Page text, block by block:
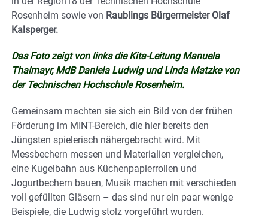
Rosenheim sowie von Raublings Bürgermeister Olaf
Kalsperger.
Das Foto zeigt von links die Kita-Leitung Manuela
Thalmayr, MdB Daniela Ludwig und Linda Matzke von
der Technischen Hochschule Rosenheim.
Gemeinsam machten sie sich ein Bild von der frühen
Förderung im MINT-Bereich, die hier bereits den
Jüngsten spielerisch nähergebracht wird. Mit
Messbechern messen und Materialien vergleichen,
eine Kugelbahn aus Küchenpapierrollen und
Jogurtbechern bauen, Musik machen mit verschieden
voll gefüllten Gläsern – das sind nur ein paar wenige
Beispiele, die Ludwig stolz vorgeführt wurden.